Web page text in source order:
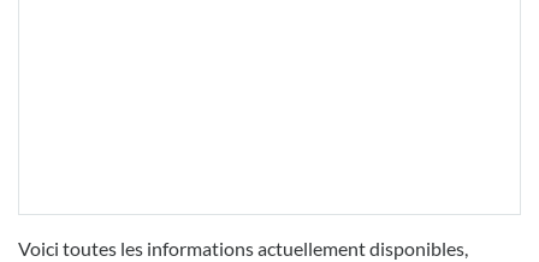
Voici toutes les informations actuellement disponibles,